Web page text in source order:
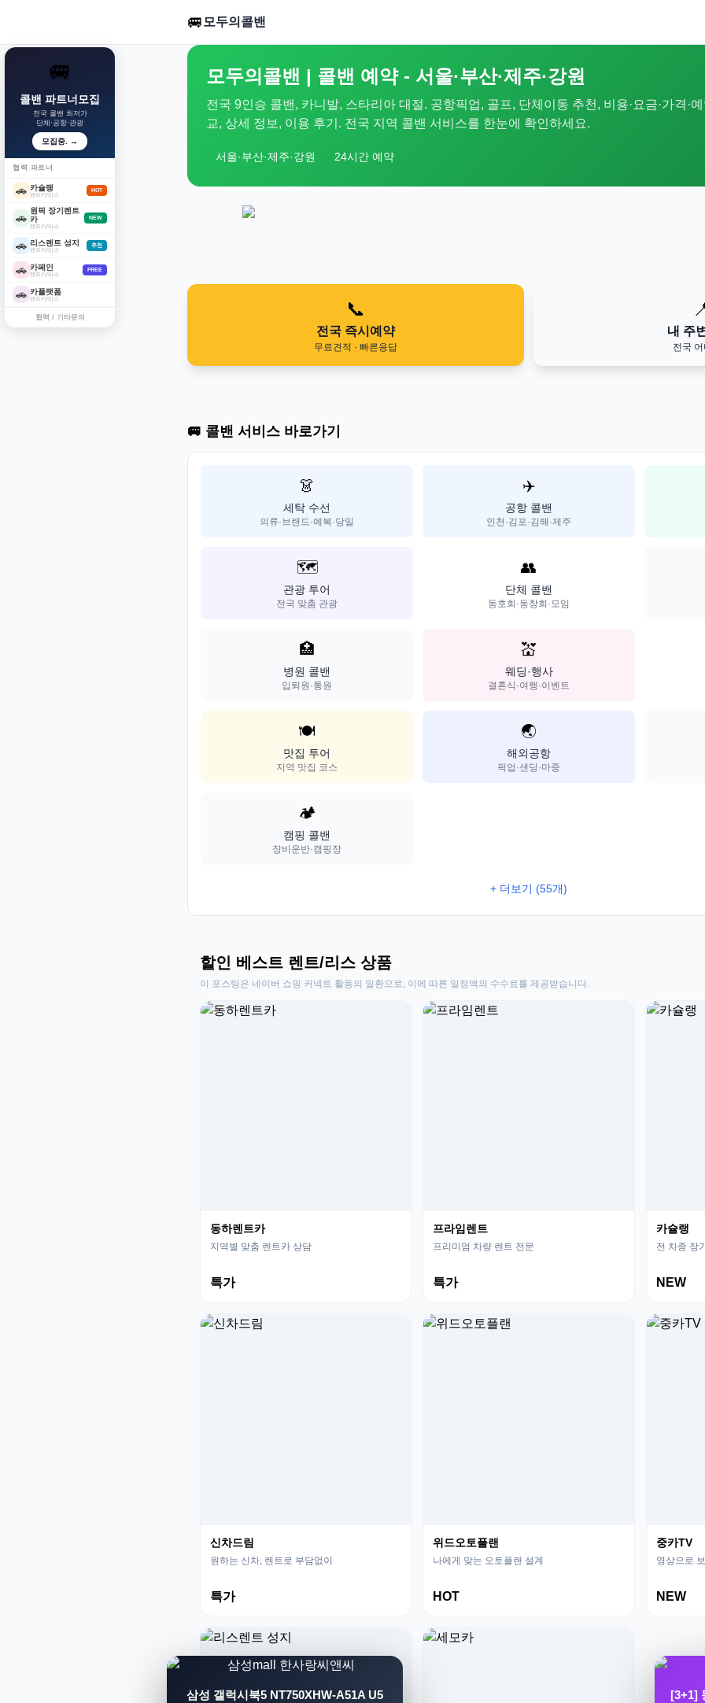
🚐 모두의콜밴
모두의콜밴 | 콜밴 예약 - 서울·부산·제주·강원
전국 9인승 콜밴, 카니발, 스타리아 대절. 공항픽업, 골프, 단체이동 추천, 비용·요금·가격·예
교, 상세 정보, 이용 후기. 전국 지역 콜밴 서비스를 한눈에 확인하세요.
서울·부산·제주·강원 24시간 예약
📞
전국 즉시예약
무료견적 · 빠른응답
내 주
전국
🚐 콜밴 서비스 바로가기
👗
세탁 수선
의류·브랜드·예복·당일
✈️
공항 콜밴
인천·김포·김해·제주
🗺️
관광 투어
전국 맞춤 관광
👥
단체 콜밴
동호회·동창회·모임
🏥
병원 콜밴
입퇴원·통원
💒
웨딩·행사
결혼식·여행·이벤트
🍽️
맛집 투어
지역 맛집 코스
🌏
해외공항
픽업·샌딩·마중
🏕️
캠핑 콜밴
장비운반·캠핑장
+ 더보기 (55개)
할인 베스트 렌트/리스 상품
이 포스팅은 네이버 쇼핑 커넥트 활동의 일환으로, 이에 따른 일정액의 수수료를 제공받습니다.
동하렌트카
지역별 맞춤 렌트카 상담
특가
프라임렌트
프리미엄 차량 렌트 전문
특가
카슐랭
전 차종 장
NEW
신차드림
원하는 신차, 렌트로 부담없이
특가
위드오토플랜
나에게 맞는 오토플랜 설계
HOT
중카TV
영상으로
NEW
[3+1]
삼성 갤럭시북5 NT750XHW-A51A U5
🚐
콜밴 파트너모집
전국 콜밴 최저가
단체·공항·관광
모집중. →
협력 파트너
🚗 카슐랭
렌트카/리스
HOT
🚗
원픽 장기렌트
카
렌트카/리스
NEW
🚗 리스렌트 성지
렌트카/리스
추천
🚗 카페인
렌트카/리스
FREE
🚗 카플랫폼
렌트카/리스
협력 / 기타문의